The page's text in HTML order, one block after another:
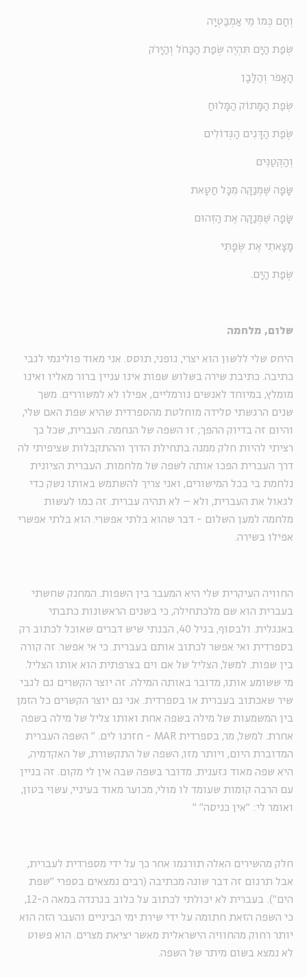
וְחַם כְּמוֹ מֵי אַמְבַּטְיָה
שְׂפַת הַיָּם תִּהְיֶה שְׂפַת הַכָּחֹל וְהַיָּרֹק
הָאָפֹר וְהַלָּבָן
שְׂפַת הַמָּתוֹק הַמָּלוּחַ
שְׂפַת הַדָּגִים הַגְּדוֹלִים
וְהַקְּטַנִּים
שָׂפָה שֶׁמְּנַקָּה מִכָּל חַטָּאת
שָׂפָה שֶׁמְּנַקָּה אֶת הַזִּהוּם
מָצָאתִי אֶת שְׂפָתִּי
שְׂפַת הַיָּם.
שלום, מלחמה
היחס שלי ללשון הוא יצרי, גופני, תוסס. אני מאוד פוליגמי לגבי
כתיבה. כתיבת שירה בשלוש שפות אינו עניין ברור מאליו ואינו
מומלץ, במיוחד לאנשים נורמליים, אפילו לא למשוררים. משך
שנים הרגשתי סלידה מוחלטת מהספרדית שהיא שפת האם שלי,
והיום זה בדיוק ההפך; זו השפה של הנחמה. העברית, שכל כך
רציתי להיות חלק ממנה בתחילת הדרך וההתקבלות שציפיתי לה
דרך העברית הפכו אותה לשפה של מלחמות. העברית הציונית
נלחמת בי בכל המישורים, ואני צריך להשתמש באותו נשק כדי
לגאול את העברית, ולא – לא תהיה עברית. זה כמו לעשות
מלחמה למען השלום - דבר שהוא בלתי אפשרי. הוא בלתי אפשרי
אפילו בשירה.
החוויה העיקרית שלי היא המעבר בין השפות. המחנק שחשתי
בעברית הוא שם מלכתחילה, כי בשנים הראשונות כתבתי
באנגלית. ולבסוף, בגיל 40, הבנתי שיש דברים שאוכל לכתוב רק
בספרדית ואי אפשר לכתוב אותם בעברית. כי אי אפשר. זה קורה
בין שפות. למשל, הצליל של אם וים בצרפתית הוא אותו הצליל.
מי ששומע אותו, מדובר באותה המילה. זה יוצר הקשרים גם לגבי
שיר שאכתוב בעברית או בספרדית. אני גם יוצר הקשרים כל הזמן
בין המשמעות של מילה בשפה אחת ואותו צליל של מילה בשפה
אחרת. למשל, מר, בספרדית MAR - חזרנו לים.
" השפה העברית
המדוברת היום, ויותר מזו, השפה של התקשורת, של האקדמיה,
היא שפה מאוד גזענית. מדובר בשפה שבה אין לי מקום. זה בניין
עם הרבה קומות שעומד לו מולי, מכוער מאוד בעיניי, עשוי בטון,
ואומר לי: "אין כניסה" "
חלק מהשירים האלה תורגמו אחר כך על ידי מספרדית לעברית,
אבל תרגום זה דבר שונה מכתיבה (רבים נמצאים בספרי "שפת
הים"). בעברית לא יכולתי לכתוב על כלוב בגרנדה במאה ה-12,
כי השפה הזאת חתומה על ידי שירת ימי הביניים והעבר הזה הוא
יותר רחוק מהחוויה הישראלית מאשר יציאת מצרים. הוא פשוט
לא נמצא בשום מיתר של השפה.